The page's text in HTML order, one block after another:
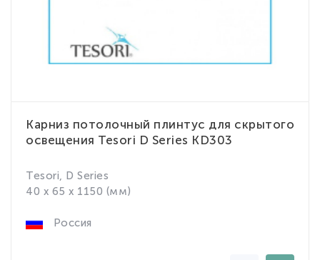
Карниз потолочный плинтус для скрытого
освещения Tesori D Series KD303
Tesori, D Series
40 x 65 x 1150 (мм)
Россия